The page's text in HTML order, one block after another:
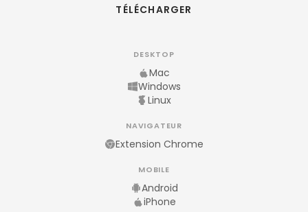
TÉLÉCHARGER
DESKTOP
Mac
Windows
Linux
NAVIGATEUR
Extension Chrome
MOBILE
Android
iPhone